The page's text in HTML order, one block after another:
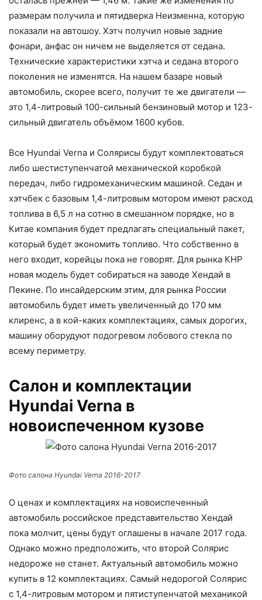
размерам получила и пятидверка Неизменна, которую
показали на автошоу. Хэтч получил новые задние
фонари, анфас он ничем не выделяется от седана.
Технические характеристики хэтча и седана второго
поколения не изменятся. На нашем базаре новый
автомобиль, скорее всего, получит те же двигатели —
это 1,4-литровый 100-сильный бензиновый мотор и 123-
сильный двигатель объёмом 1600 кубов.
Все Hyundai Verna и Солярисы будут комплектоваться
либо шестиступенчатой механической коробкой
передач, либо гидромеханическим машиной. Седан и
хэтчбек с базовым 1,4-литровым мотором имеют расход
топлива в 6,5 л на сотню в смешанном порядке, но в
Китае компания будет предлагать специальный пакет,
который будет экономить топливо. Что собственно в
него входит, корейцы пока не говорят. Для рынка КНР
новая модель будет собираться на заводе Хендай в
Пекине. По инсайдерским этим, для рынка России
автомобиль будет иметь увеличенный до 170 мм
клиренс, а в кой-каких комплектациях, самых дорогих,
машину оборудуют подогревом лобового стекла по
всему периметру.
Салон и комплектации
Hyundai Verna в
новоиспеченном кузове
Фото салона Hyundai Verna 2016-2017
О ценах и комплектациях на новоиспеченный
автомобиль российское представительство Хендай
пока молчит, цены будут оглашены в начале 2017 года.
Однако можно предположить, что второй Солярис
недороже не станет. Актуальный автомобиль можно
купить в 12 комплектациях. Самый недорогой Солярис
с 1,4-литровым мотором и пятиступенчатой механикой